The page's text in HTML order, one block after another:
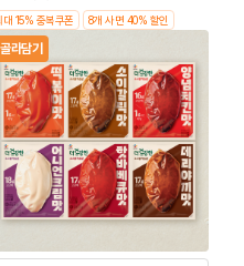
대 15% 중복쿠폰 8개 사면 40% 할인
골라담기